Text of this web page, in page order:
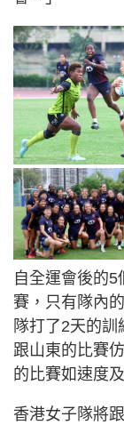
自全運會後的
賽，只有隊內
隊打了2天的
跟山東的比賽
的比賽如速度
香港女子隊將